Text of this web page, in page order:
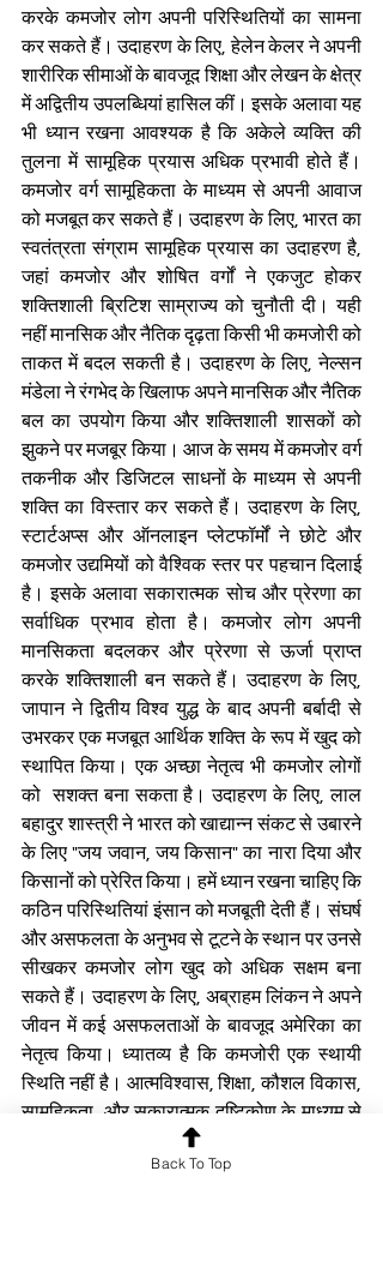
करके कमजोर लोग अपनी परिस्थितियों का सामना
कर सकते हैं। उदाहरण के लिए, हेलेन केलर ने अपनी
शारीरिक सीमाओं के बावजूद शिक्षा और लेखन के क्षेत्र
में अद्वितीय उपलब्धियां हासिल कीं। इसके अलावा यह
भी ध्यान रखना आवश्यक है कि अकेले व्यक्ति की
तुलना में सामूहिक प्रयास अधिक प्रभावी होते हैं।
कमजोर वर्ग सामूहिकता के माध्यम से अपनी आवाज
को मजबूत कर सकते हैं। उदाहरण के लिए, भारत का
स्वतंत्रता संग्राम सामूहिक प्रयास का उदाहरण है,
जहां कमजोर और शोषित वर्गों ने एकजुट होकर
शक्तिशाली ब्रिटिश साम्राज्य को चुनौती दी। यही
नहीं मानसिक और नैतिक दृढ़ता किसी भी कमजोरी को
ताकत में बदल सकती है। उदाहरण के लिए, नेल्सन
मंडेला ने रंगभेद के खिलाफ अपने मानसिक और नैतिक
बल का उपयोग किया और शक्तिशाली शासकों को
झुकने पर मजबूर किया। आज के समय में कमजोर वर्ग
तकनीक और डिजिटल साधनों के माध्यम से अपनी
शक्ति का विस्तार कर सकते हैं। उदाहरण के लिए,
स्टार्टअप्स और ऑनलाइन प्लेटफॉर्मों ने छोटे और
कमजोर उद्यमियों को वैश्विक स्तर पर पहचान दिलाई
है। इसके अलावा सकारात्मक सोच और प्रेरणा का
सर्वाधिक प्रभाव होता है। कमजोर लोग अपनी
मानसिकता बदलकर और प्रेरणा से ऊर्जा प्राप्त
करके शक्तिशाली बन सकते हैं। उदाहरण के लिए,
जापान ने द्वितीय विश्व युद्ध के बाद अपनी बर्बादी से
उभरकर एक मजबूत आर्थिक शक्ति के रूप में खुद को
स्थापित किया। एक अच्छा नेतृत्व भी कमजोर लोगों
को  सशक्त बना सकता है। उदाहरण के लिए, लाल
बहादुर शास्त्री ने भारत को खाद्यान्न संकट से उबारने
के लिए "जय जवान, जय किसान" का नारा दिया और
किसानों को प्रेरित किया। हमें ध्यान रखना चाहिए कि
कठिन परिस्थितियां इंसान को मजबूती देती हैं। संघर्ष
और असफलता के अनुभव से टूटने के स्थान पर उनसे
सीखकर कमजोर लोग खुद को अधिक सक्षम बना
सकते हैं। उदाहरण के लिए, अब्राहम लिंकन ने अपने
जीवन में कई असफलताओं के बावजूद अमेरिका का
नेतृत्व किया। ध्यातव्य है कि कमजोरी एक स्थायी
स्थिति नहीं है। आत्मविश्वास, शिक्षा, कौशल विकास,
सामूहिकता, और सकारात्मक दृष्टिकोण के माध्यम से
कमजोर लोग शक्तिशाली बन सकते हैं। यह परिवर्तन
व्यक्तिगत स्तर पर शुरू होता है लेकिन समाज और
Back To Top